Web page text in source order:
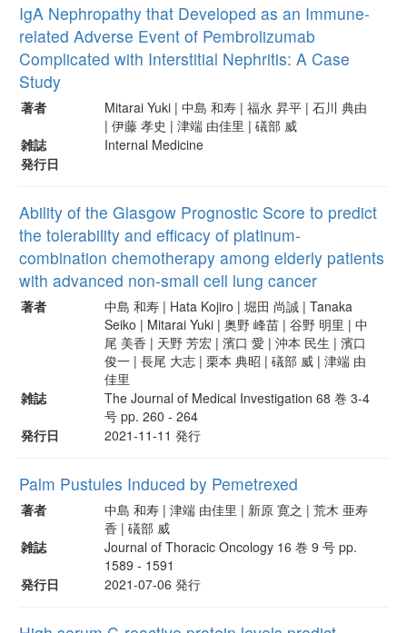
IgA Nephropathy that Developed as an Immune-
related Adverse Event of Pembrolizumab
Complicated with Interstitial Nephritis: A Case
Study
著者
Mitarai Yuki | 中島 和寿 | 福永 昇平 | 石川 典由
| 伊藤 孝史 | 津端 由佳里 | 礒部 威
雑誌
Internal Medicine
発行日
Ability of the Glasgow Prognostic Score to predict
the tolerability and efficacy of platinum-
combination chemotherapy among elderly patients
with advanced non-small cell lung cancer
著者
中島 和寿 | Hata Kojiro | 堀田 尚誠 | Tanaka
Seiko | Mitarai Yuki | 奥野 峰苗 | 谷野 明里 | 中
尾 美香 | 天野 芳宏 | 濱口 愛 | 沖本 民生 | 濱口
俊一 | 長尾 大志 | 栗本 典昭 | 礒部 威 | 津端 由
佳里
雑誌
The Journal of Medical Investigation 68 巻 3-4
号 pp. 260 - 264
発行日
2021-11-11 発行
Palm Pustules Induced by Pemetrexed
著者
中島 和寿 | 津端 由佳里 | 新原 寛之 | 荒木 亜寿
香 | 礒部 威
雑誌
Journal of Thoracic Oncology 16 巻 9 号 pp.
1589 - 1591
発行日
2021-07-06 発行